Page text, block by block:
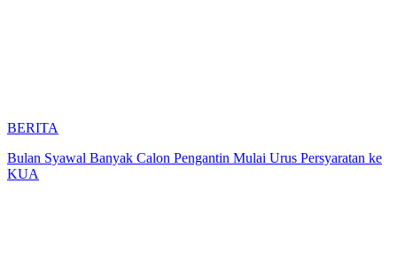
BERITA
Bulan Syawal Banyak Calon Pengantin Mulai Urus Persyaratan ke
KUA